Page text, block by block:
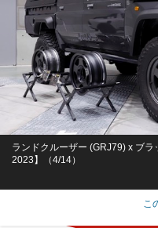
ランドクルーザー (GRJ79) x ブ
2023】（4/14）
こ